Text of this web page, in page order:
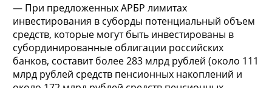
— При предложенных АРБР лимитах
инвестирования в суборды потенциальный объем
средств, которые могут быть инвестированы в
субординированные облигации российских
банков, составит более 283 млрд рублей (около 111
млрд рублей средств пенсионных накоплений и